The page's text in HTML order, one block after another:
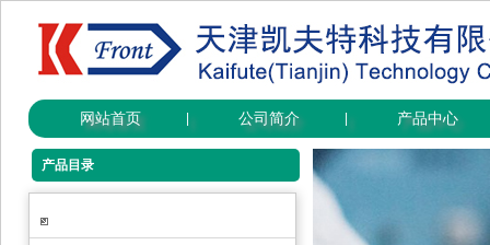
网站首页 公司简介 产品中心
产品目录